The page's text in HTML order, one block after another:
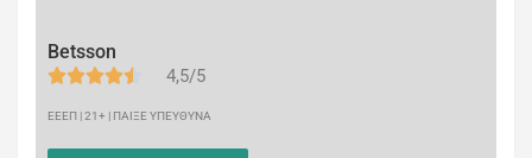
Betsson
4,5/5
ΕΕΕΠ | 21+ | ΠΑΙΞΕ ΥΠΕΥΘΥΝΑ